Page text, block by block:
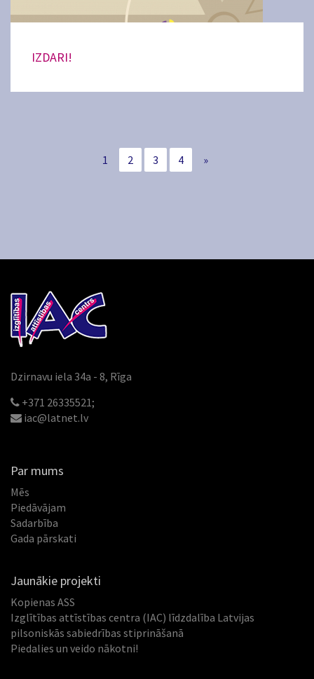
IZDARI!
1 2 3 4 »
Dzirnavu iela 34a - 8, Rīga
+371 26335521;
iac@latnet.lv
Par mums
Mēs
Piedāvājam
Sadarbība
Gada pārskati
Jaunākie projekti
Kopienas ASS
Izglītības attīstības centra (IAC) līdzdalība Latvijas
pilsoniskās sabiedrības stiprināšanā
Piedalies un veido nākotni!